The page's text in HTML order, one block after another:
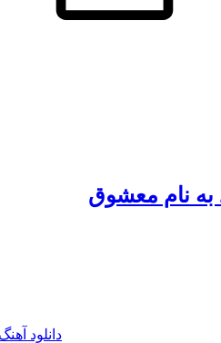
به نام معشوق
دانلود